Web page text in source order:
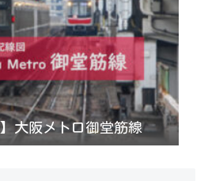
大阪メトロ御堂筋線